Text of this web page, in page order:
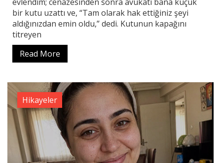
bir kutu uzattı ve, “Tam olarak hak ettiğiniz şeyi
aldığınızdan emin oldu,” dedi. Kutunun kapağını
titreyen
Read More
Hikayeler